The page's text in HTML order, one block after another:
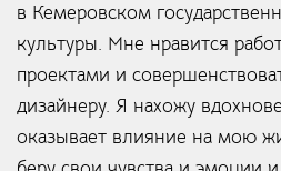
в Кемеровском
культуры. Мне нравится
проектами и
дизайнеру. Я нахожу
оказывает влияние на мою